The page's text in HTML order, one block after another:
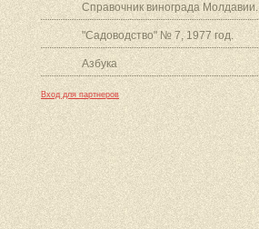
Справочник винограда Молдавии.
"Садоводство" № 7, 1977 год.
Азбука
Вход для партнеров